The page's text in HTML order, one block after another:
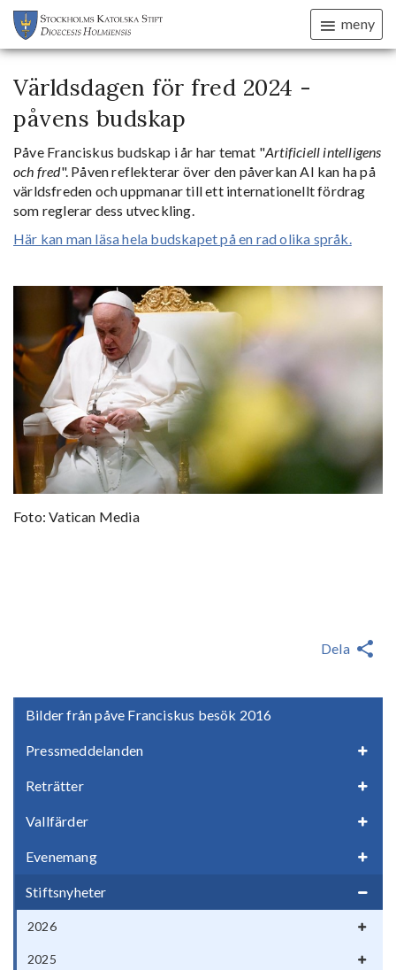
meny
Bilder från påve Franciskus besök 2016
Pressmeddelanden
Reträtter
Vallfärder
Evenemang
Stiftsnyheter
2026
2025
Världsdagen för fred 2024 -
påvens budskap
Påve Franciskus budskap i år har temat "Artificiell intelligens
och fred". Påven reflekterar över den påverkan AI kan ha på
världsfreden och uppmanar till ett internationellt fördrag
som reglerar dess utveckling.
Här kan man läsa hela budskapet på en rad olika språk.
Foto: Vatican Media
Dela